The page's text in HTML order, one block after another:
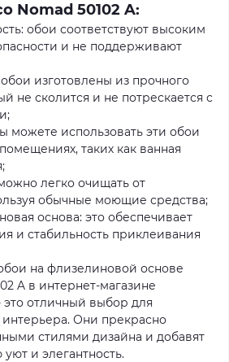
Nomad 50102 A:
обои соответствуют высоким
и не поддерживают
изготовлены из прочного
не сколится и не потрескается с
можете использовать эти обои
таких как ванная
легко очищать от
обычные моющие средства;
основа: это обеспечивает
и стабильность приклеивания
на флизелиновой основе
A в интернет-магазине
это отличный выбор для
Они прекрасно
стилями дизайна и добавят
и элегантность.